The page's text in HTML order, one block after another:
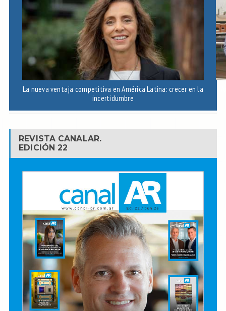
La nueva ventaja competitiva en América Latina: crecer en la
incertidumbre
REVISTA CANALAR.
EDICIÓN 22